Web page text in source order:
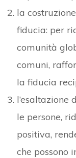
la
fiducia: per
comunità
comuni,
la fiducia
l’esaltazione
le persone,
positiva,
che possono